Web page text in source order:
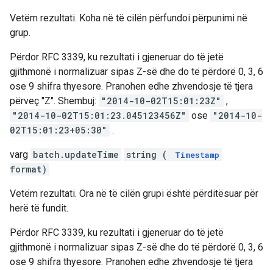
Vetëm rezultati. Koha në të cilën përfundoi përpunimi në
grup.
Përdor RFC 3339, ku rezultati i gjeneruar do të jetë
gjithmonë i normalizuar sipas Z-së dhe do të përdorë 0, 3, 6
ose 9 shifra thyesore. Pranohen edhe zhvendosje të tjera
përveç "Z". Shembuj: "2014-10-02T15:01:23Z" ,
"2014-10-02T15:01:23.045123456Z" ose "2014-10-
02T15:01:23+05:30" .
varg batch.updateTime string ( Timestamp
format)
Vetëm rezultati. Ora në të cilën grupi është përditësuar për
herë të fundit.
Përdor RFC 3339, ku rezultati i gjeneruar do të jetë
gjithmonë i normalizuar sipas Z-së dhe do të përdorë 0, 3, 6
ose 9 shifra thyesore. Pranohen edhe zhvendosje të tjera